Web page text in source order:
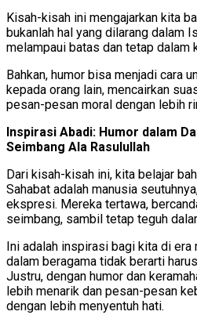
Kisah-kisah ini mengajarkan kita
bukanlah hal yang dilarang dalam
melampaui batas dan tetap dalam
Bahkan, humor bisa menjadi cara
kepada orang lain, mencairkan
pesan-pesan moral dengan lebih
Inspirasi Abadi: Humor dalam
Seimbang Ala Rasulullah
Dari kisah-kisah ini, kita belajar
Sahabat adalah manusia
ekspresi. Mereka tertawa,
seimbang, sambil tetap teguh
Ini adalah inspirasi bagi kita di
dalam beragama tidak berarti
Justru, dengan humor dan
lebih menarik dan pesan-pesan
dengan lebih menyentuh hati.